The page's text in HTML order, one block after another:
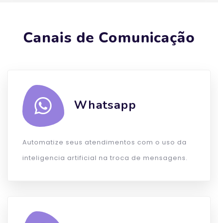
Canais de Comunicação
Whatsapp
Automatize seus atendimentos com o uso da
inteligencia artificial na troca de mensagens.